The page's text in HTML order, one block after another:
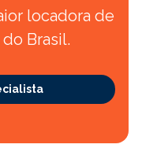
locadora de
Brasil.